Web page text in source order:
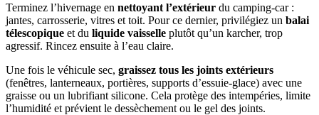
Terminez l’hivernage en nettoyant l’extérieur du camping‑car :
jantes, carrosserie, vitres et toit. Pour ce dernier, privilégiez un balai
télescopique et du liquide vaisselle plutôt qu’un karcher, trop
agressif. Rincez ensuite à l’eau claire.
Une fois le véhicule sec, graissez tous les joints extérieurs
(fenêtres, lanterneaux, portières, supports d’essuie‑glace) avec une
graisse ou un lubrifiant silicone. Cela protège des intempéries, limite
l’humidité et prévient le dessèchement ou le gel des joints.